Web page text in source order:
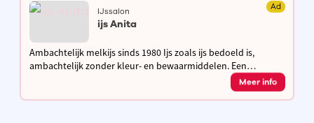
IJssalon Ad
ijs Anita
Ambachtelijk melkijs sinds 1980 Ijs zoals ijs bedoeld is,
ambachtelijk zonder kleur- en bewaarmiddelen. Een
authentiek product van ambacht en traditie met passie voor
Meer info